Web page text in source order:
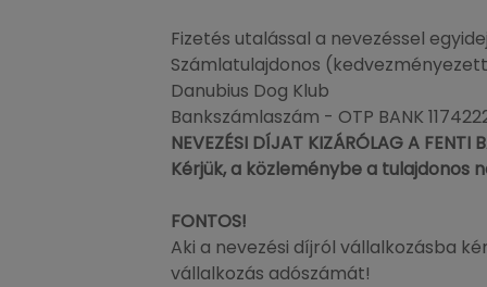
Fizetés utalással a nevezéssel
Számlatulajdonos
Danubius Dog Klub
Bankszámlaszám - OTP BANK
NEVEZÉSI DÍJAT KIZÁRÓLAG A FENTI
Kérjük, a közleménybe a tulajdonos
FONTOS!
Aki a nevezési díjról vállalkozásba
vállalkozás adószámát!